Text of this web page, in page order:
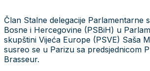
Član Stalne delegacije Parlamentarne
Bosne i Hercegovine (PSBiH) u
skupštini Vijeća Europe (PSVE) Saša
susreo se u Parizu sa predsjednicom
Brasseur.